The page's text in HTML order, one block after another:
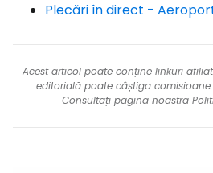
Plecări în direct -
Acest articol poate conține linkuri
editorială poate câștiga
Consultați pagina noastră